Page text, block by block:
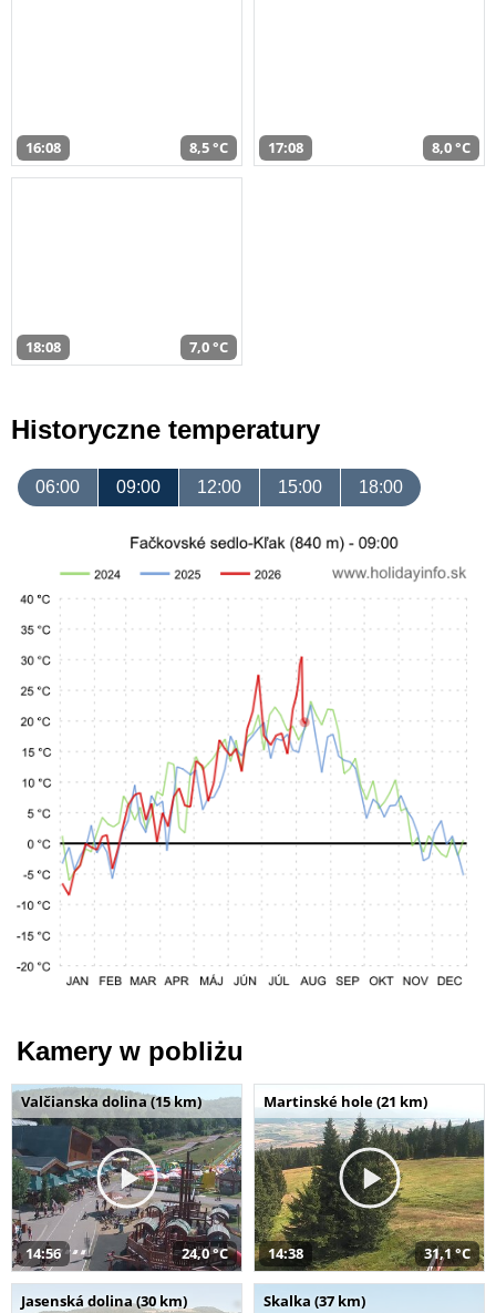
16:08 8,5 °C 17:08 8,0 °C
18:08 7,0 °C
Historyczne temperatury
06:00 09:00 12:00 15:00 18:00
Kamery w pobliżu
Valčianska dolina (15 km)
14:56 24,0 °C
Martinské hole (21 km)
14:38 31,1 °C
Jasenská dolina (30 km) Skalka (37 km)